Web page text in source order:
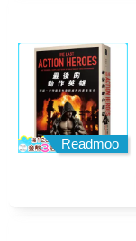
Readmoo